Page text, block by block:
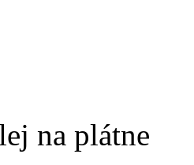
na plátne